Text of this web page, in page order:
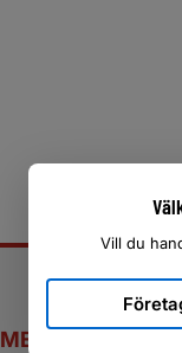
Vill du